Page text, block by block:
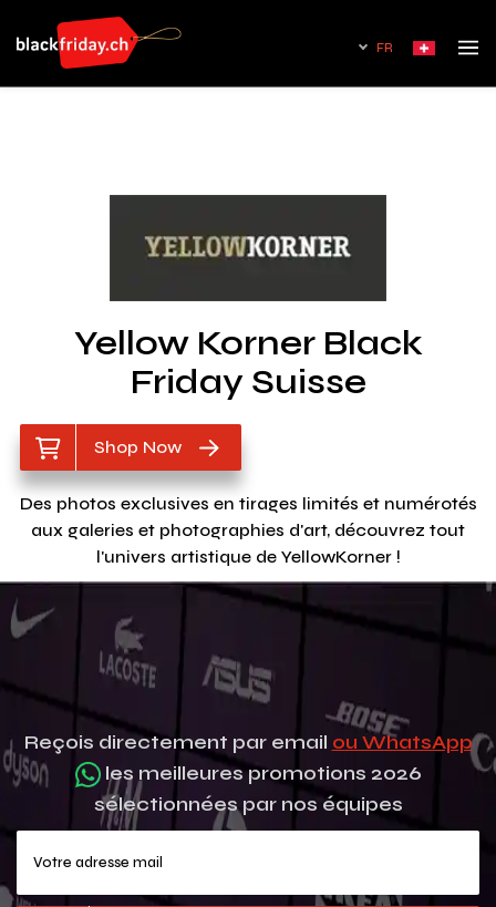
FR
Yellow Korner Black
Friday Suisse
Shop Now
Des photos exclusives en tirages limités et numérotés
aux galeries et photographies d'art, découvrez tout
l'univers artistique de YellowKorner !
Reçois directement par email ou WhatsApp
les meilleures promotions 2026
sélectionnées par nos équipes